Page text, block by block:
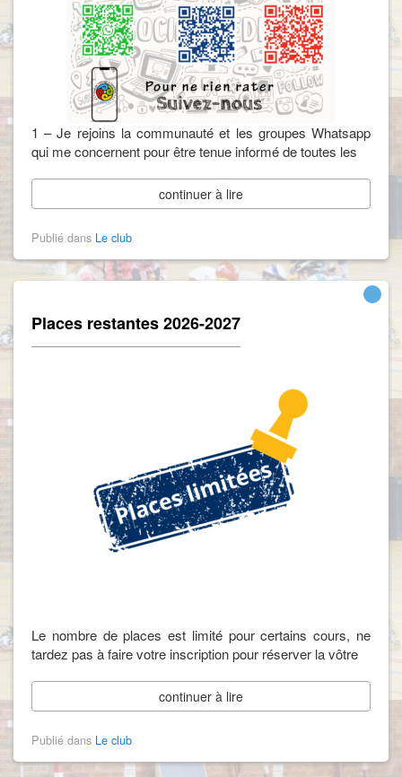
1 – Je rejoins la communauté et les groupes Whatsapp
qui me concernent pour être tenue informé de toutes les
continuer à lire
Publié dans Le club
Places restantes 2026-2027
Le nombre de places est limité pour certains cours, ne
tardez pas à faire votre inscription pour réserver la vôtre
continuer à lire
Publié dans Le club